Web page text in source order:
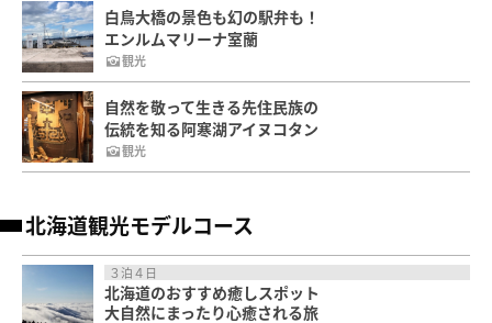
白鳥大橋の景色も幻の駅弁も！
エンルムマリーナ室蘭
観光
自然を敬って生きる先住民族の
伝統を知る阿寒湖アイヌコタン
観光
北海道観光モデルコース
３泊４日
北海道のおすすめ癒しスポット
大自然にまったり心癒される旅